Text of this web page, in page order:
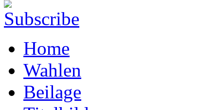
Home
Wahlen
Beilage